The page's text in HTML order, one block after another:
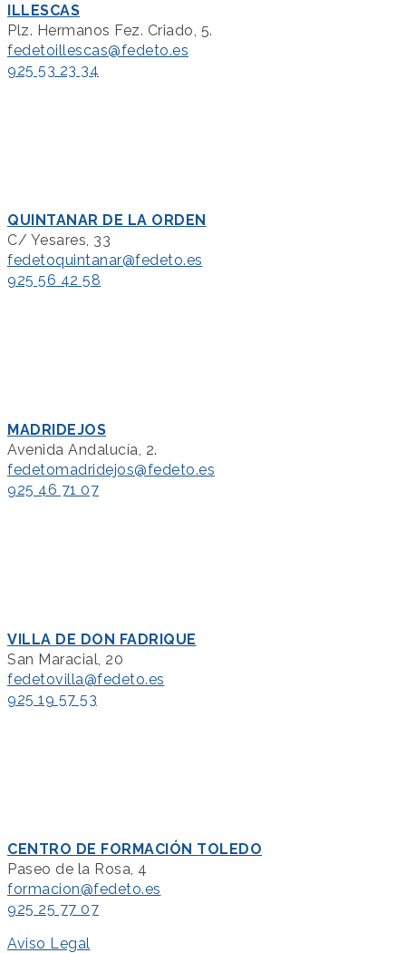
ILLESCAS
Plz. Hermanos Fez. Criado, 5.
fedetoillescas@fedeto.es
925 53 23 34
QUINTANAR DE LA ORDEN
C/ Yesares, 33
fedetoquintanar@fedeto.es
925 56 42 58
MADRIDEJOS
Avenida Andalucía, 2.
fedetomadridejos@fedeto.es
925 46 71 07
VILLA DE DON FADRIQUE
San Maracial, 20
fedetovilla@fedeto.es
925 19 57 53
CENTRO DE FORMACIÓN TOLEDO
Paseo de la Rosa, 4
formacion@fedeto.es
925 25 77 07
Aviso Legal